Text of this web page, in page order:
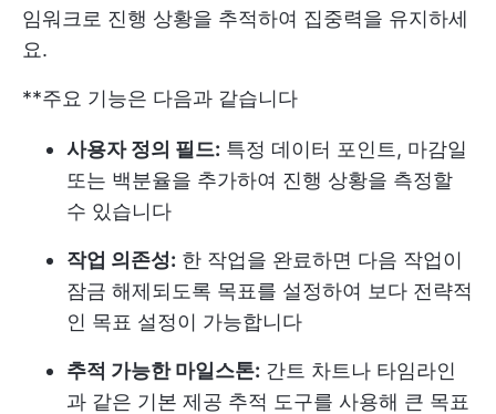
임워크로 진행 상황을 추적하여 집중력을 유지하세
요.
**주요 기능은 다음과 같습니다
사용자 정의 필드: 특정 데이터 포인트, 마감일
또는 백분율을 추가하여 진행 상황을 측정할
수 있습니다
작업 의존성: 한 작업을 완료하면 다음 작업이
잠금 해제되도록 목표를 설정하여 보다 전략적
인 목표 설정이 가능합니다
추적 가능한 마일스톤: 간트 차트나 타임라인
과 같은 기본 제공 추적 도구를 사용해 큰 목표